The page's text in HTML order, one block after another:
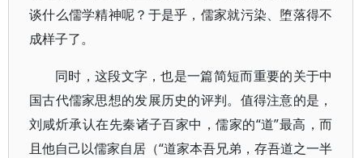
谈什么儒学精神呢？于是乎，儒家就污染、堕落得不
成样子了。
同时，这段文字，也是一篇简短而重要的关于中
国古代儒家思想的发展历史的评判。值得注意的是，
刘咸炘承认在先秦诸子百家中，儒家的“道”最高，而
且他自己以儒家自居（“道家本吾兄弟，存吾道之一半